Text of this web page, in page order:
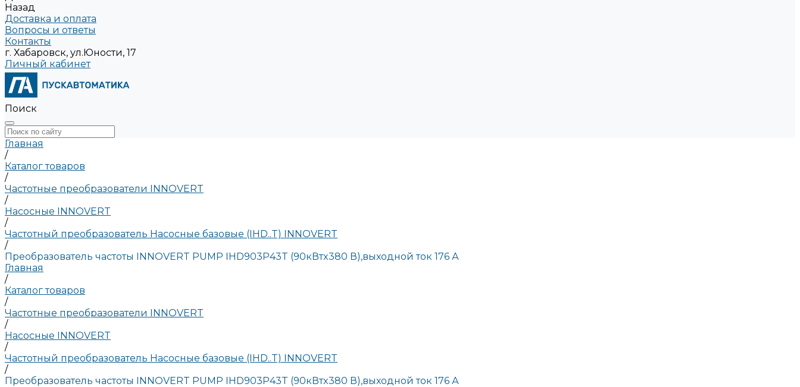
Назад
Доставка и оплата
Вопросы и ответы
Контакты
г. Хабаровск, ул.Юности, 17
Личный кабинет
Поиск
Главная
/
Каталог товаров
/
Частотные преобразователи INNOVERT
/
Насосные INNOVERT
/
Частотный преобразователь Насосные базовые (IHD..T) INNOVERT
/
Преобразователь частоты INNOVERT PUMP IHD903P43T (90кВтx380 В),выходной ток 176 А
Главная
/
Каталог товаров
/
Частотные преобразователи INNOVERT
/
Насосные INNOVERT
/
Частотный преобразователь Насосные базовые (IHD..T) INNOVERT
/
Преобразователь частоты INNOVERT PUMP IHD903P43T (90кВтx380 В),выходной ток 176 А